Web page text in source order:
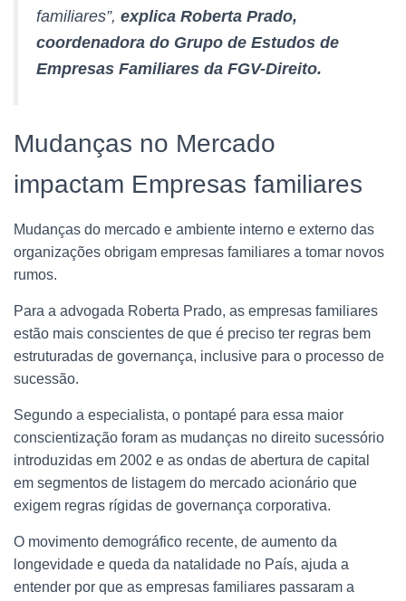
familiares”, explica Roberta Prado,
coordenadora do Grupo de Estudos de
Empresas Familiares da FGV-Direito.
Mudanças no Mercado
impactam Empresas familiares
Mudanças do mercado e ambiente interno e externo das
organizações obrigam empresas familiares a tomar novos
rumos.
Para a advogada Roberta Prado, as empresas familiares
estão mais conscientes de que é preciso ter regras bem
estruturadas de governança, inclusive para o processo de
sucessão.
Segundo a especialista, o pontapé para essa maior
conscientização foram as mudanças no direito sucessório
introduzidas em 2002 e as ondas de abertura de capital
em segmentos de listagem do mercado acionário que
exigem regras rígidas de governança corporativa.
O movimento demográfico recente, de aumento da
longevidade e queda da natalidade no País, ajuda a
entender por que as empresas familiares passaram a